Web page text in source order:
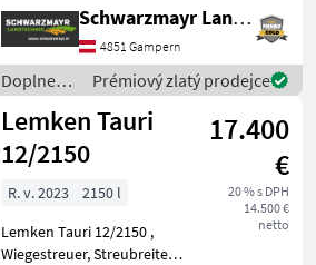
objemom 1400 l - s
diskovým pohonom EMC - s
integrovanou vážiacou
technikou - s vybavením
ISOBU
Schwarzmayr Landtechnik GmbH - Gampern
4851 Gampern
Doplnenie
živin a
polievanie
/ Rauch
Prémiový zlatý prodejce
Lemken Tauri
12/2150
17.400
€
20 % s DPH
14.500 €
netto
R. v. 2023
2150 l
Lemken Tauri 12/2150 ,
Wiegestreuer, Streubreite